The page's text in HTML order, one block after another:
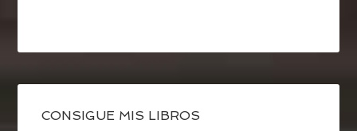
CONSIGUE MIS LIBROS